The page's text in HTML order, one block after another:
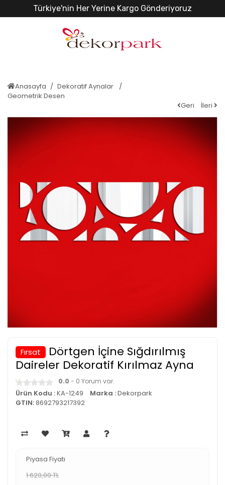
Türkiye'nin Her Yerine Kargo Gönderiyoruz
Anasayfa
Dekoratif Aynalar
Geometrik Desen
Geri
İleri
Fırsat
Dörtgen İçine Sığdırılmış
Daireler Dekoratif Kırılmaz Ayna
0.0 - 0 Yorum var.
Ürün Kodu :KA-1249 Marka :Dekorpark
GTIN:8692793217392
Piyasa Fiyatı
1.620,00 TL